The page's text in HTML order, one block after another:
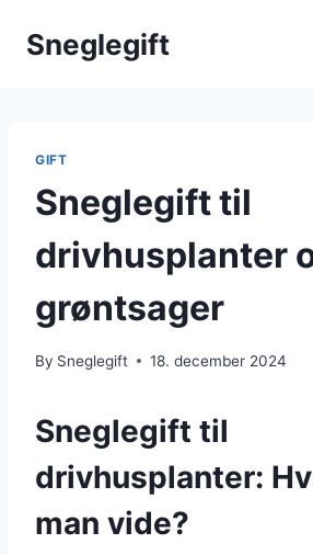
Sneglegift
GIFT
Sneglegift til
drivhusplanter
grøntsager
By Sneglegift 18. december 2024
Sneglegift til
drivhusplanter:
man vide?